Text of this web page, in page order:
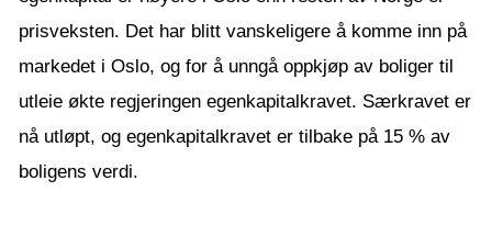
prisveksten. Det har blitt vanskeligere å komme inn på
markedet i Oslo, og for å unngå oppkjøp av boliger til
utleie økte regjeringen egenkapitalkravet. Særkravet er
nå utløpt, og egenkapitalkravet er tilbake på 15 % av
boligens verdi.